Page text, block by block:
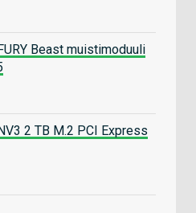
Beast muistimoduuli
2 TB M.2 PCI Express